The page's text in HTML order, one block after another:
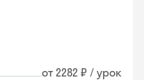
от 2282 ₽ / урок